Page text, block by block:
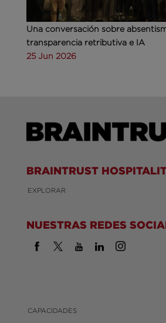
Una conversación sobre
transparencia retributiva e IA
25 Jun 2026
BRAINTRUST
EXPLORAR
NUESTRAS REDES
CAPACIDADES